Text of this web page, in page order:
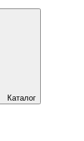
Каталог